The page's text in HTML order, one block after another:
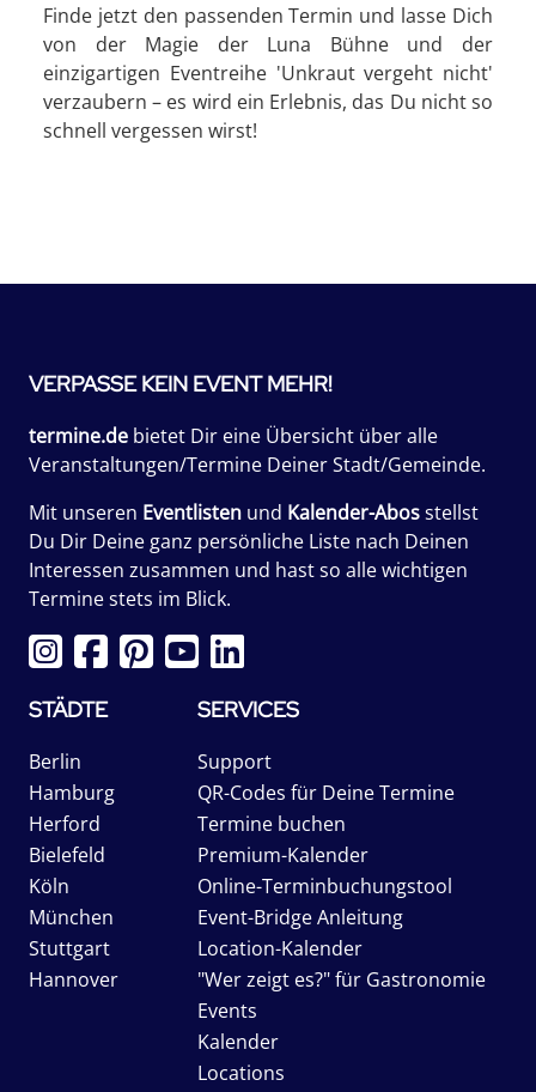
Finde jetzt den passenden Termin und lasse Dich
von der Magie der Luna Bühne und der
einzigartigen Eventreihe 'Unkraut vergeht nicht'
verzaubern – es wird ein Erlebnis, das Du nicht so
schnell vergessen wirst!
VERPASSE KEIN EVENT MEHR!
termine.de bietet Dir eine Übersicht über alle
Veranstaltungen/Termine Deiner Stadt/Gemeinde.
Mit unseren Eventlisten und Kalender-Abosstellst
Du Dir Deine ganz persönliche Liste nach Deinen
Interessen zusammen und hast so alle wichtigen
Termine stets im Blick.
STÄDTE
Berlin
Hamburg
Herford
Bielefeld
Köln
München
Stuttgart
Hannover
SERVICES
Support
QR-Codes für Deine Termine
Termine buchen
Premium-Kalender
Online-Terminbuchungstool
Event-Bridge Anleitung
Location-Kalender
"Wer zeigt es?" für Gastronomie
Events
Kalender
Locations